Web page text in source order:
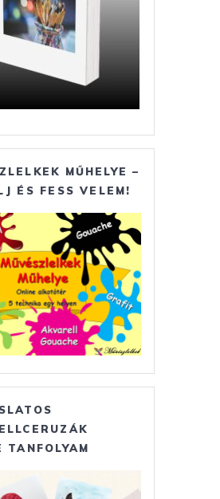
MŰHELYE –
ÉS FESS VELEM!
TANFOLYAM